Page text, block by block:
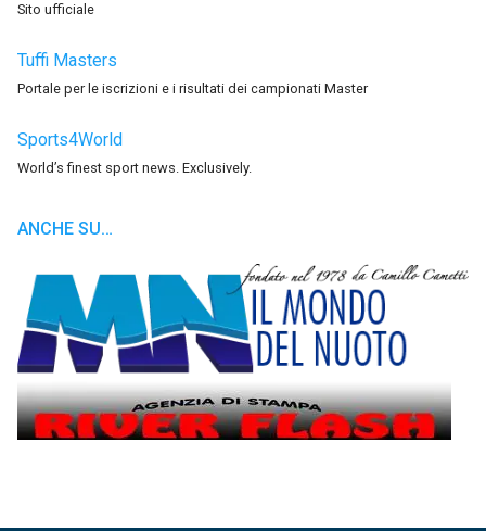
Sito ufficiale
Tuffi Masters
Portale per le iscrizioni e i risultati dei campionati Master
Sports4World
World’s finest sport news. Exclusively.
ANCHE SU…